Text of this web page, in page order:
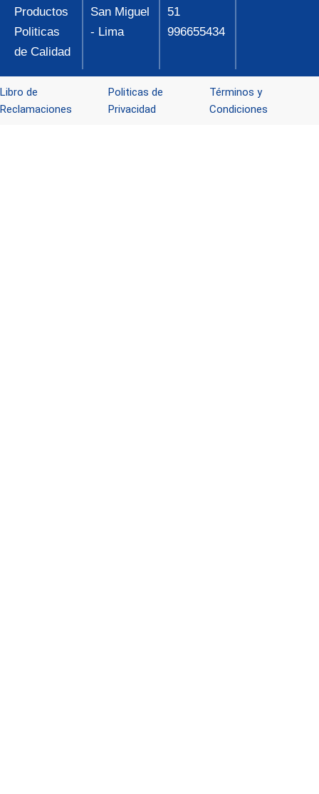
Productos
Politicas
de Calidad
San Miguel
- Lima
51
996655434
Libro de
Reclamaciones
Politicas de
Privacidad
Términos y
Condiciones